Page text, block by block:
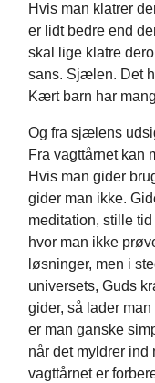
Hvis man klatrer
er lidt bedre end
skal lige klatre
sans. Sjælen. Det
Kært barn har
Og fra sjælens
Fra vagttårnet kan
Hvis man gider
gider man ikke.
meditation, stille
hvor man ikke
løsninger, men i
universets, Guds
gider, så lader
er man ganske
når det myldrer ind
vagttårnet er